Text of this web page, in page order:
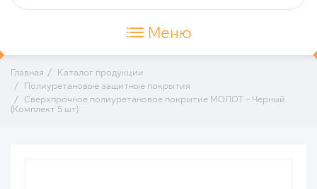
Меню
Главная
Каталог продукции
Полиуретановые защитные покрытия
Сверхпрочное полиуретановое покрытие МОЛОТ - Черный
(Комплект 5 шт)